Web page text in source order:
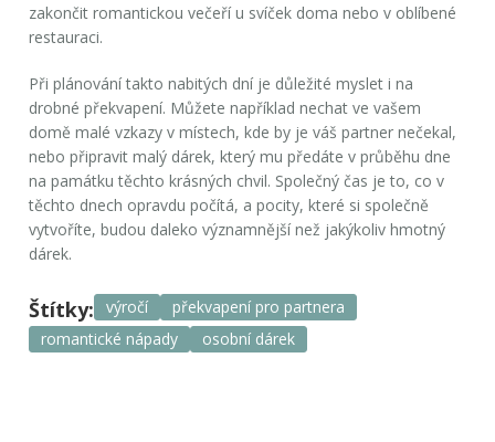
zakončit romantickou večeří u svíček doma nebo v oblíbené
restauraci.
Při plánování takto nabitých dní je důležité myslet i na
drobné překvapení. Můžete například nechat ve vašem
domě malé vzkazy v místech, kde by je váš partner nečekal,
nebo připravit malý dárek, který mu předáte v průběhu dne
na památku těchto krásných chvil. Společný čas je to, co v
těchto dnech opravdu počítá, a pocity, které si společně
vytvoříte, budou daleko významnější než jakýkoliv hmotný
dárek.
Štítky: výročí
překvapení pro partnera
romantické nápady
osobní dárek